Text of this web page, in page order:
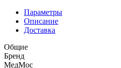
Параметры
Описание
Доставка
Общие
Бренд
МедМос